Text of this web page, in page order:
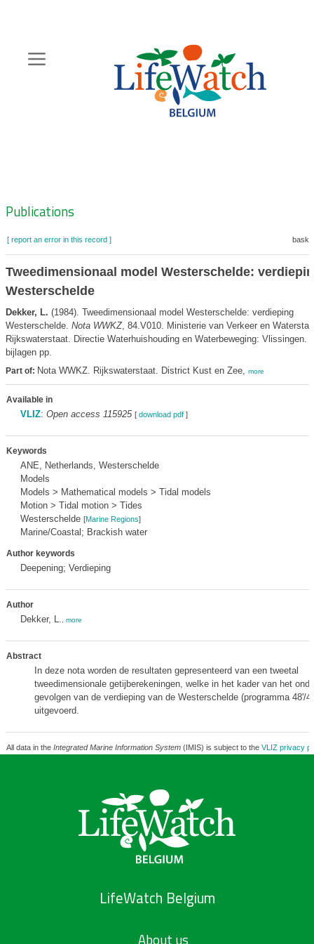
content
Zoeknavigatie
Publications
[ report an error in this record ]
Tweedimensionaal model Westerschelde:
Westerschelde
Dekker, L. (1984). Tweedimensionaal model Westerschelde: verdieping
Westerschelde. Nota WWKZ, 84.V010. Ministerie van Verkeer en
Rijkswaterstaat. Directie Waterhuishouding en Waterbeweging: Vlissingen.
bijlagen pp.
Part of: Nota WWKZ. Rijkswaterstaat. District Kust en Zee, more
Available in
VLIZ: Open access 115925 [ download pdf]
Keywords
ANE, Netherlands, Westerschelde
Models
Models > Mathematical models > Tidal models
Motion > Tidal motion > Tides
Westerschelde [Marine Regions]
Marine/Coastal; Brackish water
Author keywords
Deepening; Verdieping
Author
Dekker, L. more
Abstract
In deze nota worden de resultaten gepresenteerd van een tweetal
tweedimensionale getijberekeningen, welke in het kader van het
gevolgen van de verdieping van de Westerschelde (programma 48'/
uitgevoerd.
All data in the Integrated Marine Information System(IMIS) is subject to the VLIZ privacy
LifeWatch Belgium
About us